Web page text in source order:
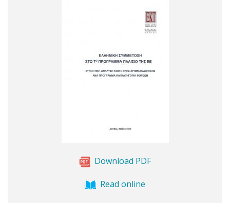
Download PDF
Read online